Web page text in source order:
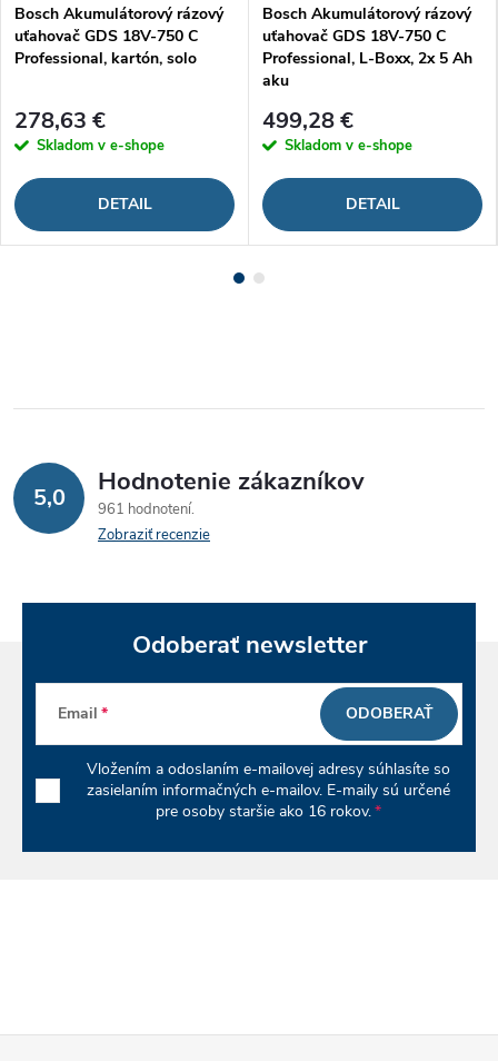
Bosch Akumulátorový rázový
uťahovač GDS 18V-750 C
Professional, kartón, solo
278,63 €
Skladom v e-shope
DETAIL
Bosch Akumulátorový rázový
uťahovač GDS 18V-750 C
Professional, L-Boxx, 2x 5 Ah
aku
499,28 €
Skladom v e-shope
DETAIL
5,0 Hodnotenie zákazníkov
961 hodnotení
Zobraziť recenzie
Odoberať newsletter
Email
Vložením a odoslaním e-mailovej adresy súhlasíte so
zasielaním informačných e-mailov. E-maily sú určené
pre osoby staršie ako 16 rokov.
ODOBERAŤ